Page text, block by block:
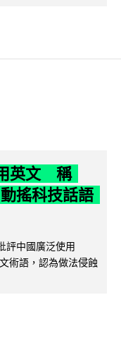
英文 稱
搖科技話語
評中國廣泛使用
術語，認為做法侵蝕